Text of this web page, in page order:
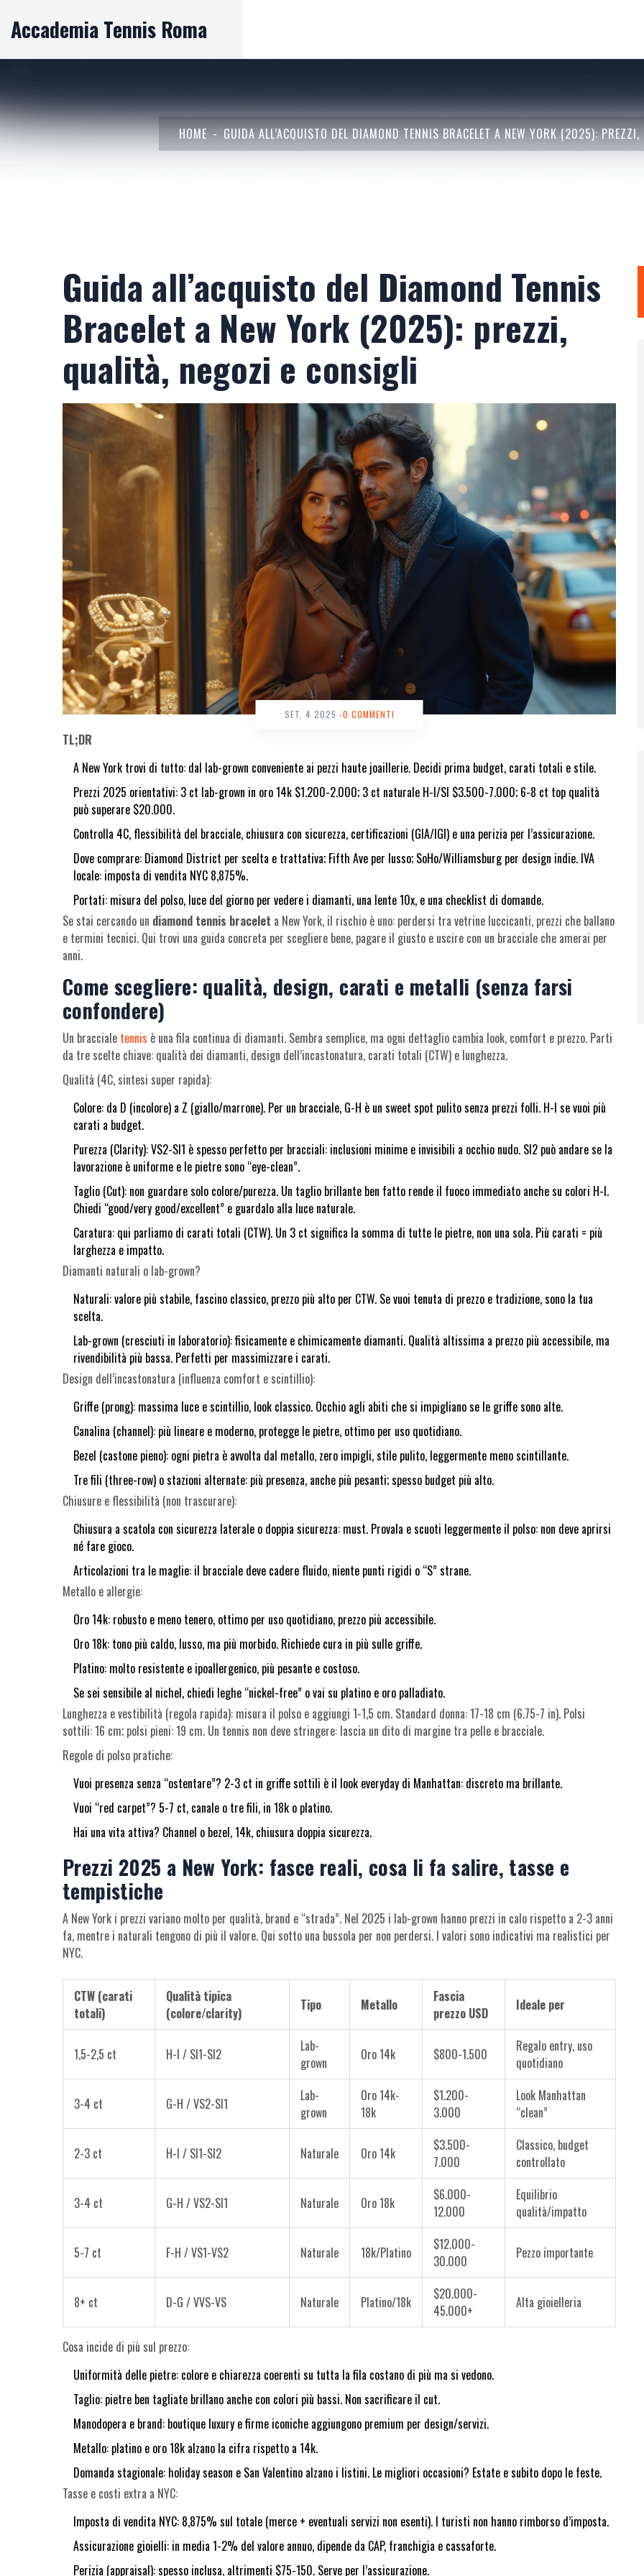
Accademia Tennis Roma
HOME GUIDA ALL’ACQUISTO DEL DIAMOND TENNIS BRACELET A NEW YORK (2025):
Guida all’acquisto del Diamond Tennis
Bracelet a New York (2025): prezzi,
qualità, negozi e consigli
SET, 4 2025 -0 COMMENTI
TL;DR
A New York trovi di tutto: dal lab-grown conveniente ai pezzi haute joaillerie. Decidi prima budget, carati totali e stile.
Prezzi 2025 orientativi: 3 ct lab-grown in oro 14k $1.200-2.000; 3 ct naturale H-I/SI $3.500-7.000; 6-8 ct top qualità
può superare $20.000.
Controlla 4C, flessibilità del bracciale, chiusura con sicurezza, certificazioni (GIA/IGI) e una perizia per l’assicurazione.
Dove comprare: Diamond District per scelta e trattativa; Fifth Ave per lusso; SoHo/Williamsburg per design indie. IVA
locale: imposta di vendita NYC 8,875%.
Portati: misura del polso, luce del giorno per vedere i diamanti, una lente 10x, e una checklist di domande.
Se stai cercando un diamond tennis bracelet a New York, il rischio è uno: perdersi tra vetrine luccicanti, prezzi che ballano
e termini tecnici. Qui trovi una guida concreta per scegliere bene, pagare il giusto e uscire con un bracciale che amerai per
anni.
Come scegliere: qualità, design, carati e metalli (senza farsi
confondere)
Un bracciale tennis è una fila continua di diamanti. Sembra semplice, ma ogni dettaglio cambia look, comfort e prezzo. Parti
da tre scelte chiave: qualità dei diamanti, design dell’incastonatura, carati totali (CTW) e lunghezza.
Qualità (4C, sintesi super rapida):
Colore: da D (incolore) a Z (giallo/marrone). Per un bracciale, G-H è un sweet spot pulito senza prezzi folli. H-I se vuoi più
carati a budget.
Purezza (Clarity): VS2-SI1 è spesso perfetto per bracciali: inclusioni minime e invisibili a occhio nudo. SI2 può andare se la
lavorazione è uniforme e le pietre sono “eye-clean”.
Taglio (Cut): non guardare solo colore/purezza. Un taglio brillante ben fatto rende il fuoco immediato anche su colori H-I.
Chiedi “good/very good/excellent” e guardalo alla luce naturale.
Caratura: qui parliamo di carati totali (CTW). Un 3 ct significa la somma di tutte le pietre, non una sola. Più carati = più
larghezza e impatto.
Diamanti naturali o lab-grown?
Naturali: valore più stabile, fascino classico, prezzo più alto per CTW. Se vuoi tenuta di prezzo e tradizione, sono la tua
scelta.
Lab-grown (cresciuti in laboratorio): fisicamente e chimicamente diamanti. Qualità altissima a prezzo più accessibile, ma
rivendibilità più bassa. Perfetti per massimizzare i carati.
Design dell’incastonatura (influenza comfort e scintillio):
Griffe (prong): massima luce e scintillio, look classico. Occhio agli abiti che si impigliano se le griffe sono alte.
Canalina (channel): più lineare e moderno, protegge le pietre, ottimo per uso quotidiano.
Bezel (castone pieno): ogni pietra è avvolta dal metallo, zero impigli, stile pulito, leggermente meno scintillante.
Tre fili (three-row) o stazioni alternate: più presenza, anche più pesanti; spesso budget più alto.
Chiusure e flessibilità (non trascurare):
Chiusura a scatola con sicurezza laterale o doppia sicurezza: must. Provala e scuoti leggermente il polso: non deve aprirsi
né fare gioco.
Articolazioni tra le maglie: il bracciale deve cadere fluido, niente punti rigidi o “S” strane.
Metallo e allergie:
Oro 14k: robusto e meno tenero, ottimo per uso quotidiano, prezzo più accessibile.
Oro 18k: tono più caldo, lusso, ma più morbido. Richiede cura in più sulle griffe.
Platino: molto resistente e ipoallergenico, più pesante e costoso.
Se sei sensibile al nichel, chiedi leghe “nickel-free” o vai su platino e oro palladiato.
Lunghezza e vestibilità (regola rapida): misura il polso e aggiungi 1-1,5 cm. Standard donna: 17-18 cm (6.75-7 in). Polsi
sottili: 16 cm; polsi pieni: 19 cm. Un tennis non deve stringere: lascia un dito di margine tra pelle e bracciale.
Regole di polso pratiche:
Vuoi presenza senza “ostentare”? 2-3 ct in griffe sottili è il look everyday di Manhattan: discreto ma brillante.
Vuoi “red carpet”? 5-7 ct, canale o tre fili, in 18k o platino.
Hai una vita attiva? Channel o bezel, 14k, chiusura doppia sicurezza.
Prezzi 2025 a New York: fasce reali, cosa li fa salire, tasse e
tempistiche
A New York i prezzi variano molto per qualità, brand e “strada”. Nel 2025 i lab-grown hanno prezzi in calo rispetto a 2-3 anni
fa, mentre i naturali tengono di più il valore. Qui sotto una bussola per non perdersi. I valori sono indicativi ma realistici per
NYC.
CTW (carati
totali)
Qualità tipica
(colore/clarity)
Tipo Metallo
Fascia
prezzo USD
Ideale per
1,5-2,5 ct H-I / SI1-SI2
Lab-
grown
Oro 14k $800-1.500
Regalo entry, uso
quotidiano
3-4 ct G-H / VS2-SI1
Lab-
grown
Oro 14k-
18k
$1.200-
3.000
Look Manhattan
“clean”
2-3 ct H-I / SI1-SI2 Naturale Oro 14k
$3.500-
7.000
Classico, budget
controllato
3-4 ct G-H / VS2-SI1 Naturale Oro 18k
$6.000-
12.000
Equilibrio
qualità/impatto
5-7 ct F-H / VS1-VS2 Naturale 18k/Platino
$12.000-
30.000
Pezzo importante
8+ ct D-G / VVS-VS Naturale Platino/18k
$20.000-
45.000+
Alta gioielleria
Cosa incide di più sul prezzo:
Uniformità delle pietre: colore e chiarezza coerenti su tutta la fila costano di più ma si vedono.
Taglio: pietre ben tagliate brillano anche con colori più bassi. Non sacrificare il cut.
Manodopera e brand: boutique luxury e firme iconiche aggiungono premium per design/servizi.
Metallo: platino e oro 18k alzano la cifra rispetto a 14k.
Domanda stagionale: holiday season e San Valentino alzano i listini. Le migliori occasioni? Estate e subito dopo le feste.
Tasse e costi extra a NYC:
Imposta di vendita NYC: 8,875% sul totale (merce + eventuali servizi non esenti). I turisti non hanno rimborso d’imposta.
Assicurazione gioielli: in media 1-2% del valore annuo, dipende da CAP, franchigia e cassaforte.
Perizia (appraisal): spesso inclusa, altrimenti $75-150. Serve per l’assicurazione.